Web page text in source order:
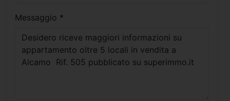
Messaggio *